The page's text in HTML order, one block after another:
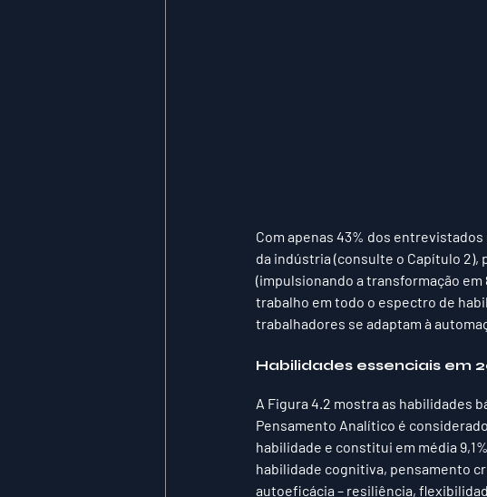
Com apenas 43% dos
da indústria (consulte o Capítulo
(impulsionando a transformação
trabalho em todo o espectro de
trabalhadores se adaptam à
Habilidades essenciais em
A Figura 4.2 mostra as habilidades
Pensamento Analítico é
habilidade e constitui em média
habilidade cognitiva, pensamento
autoeficácia – resiliência,